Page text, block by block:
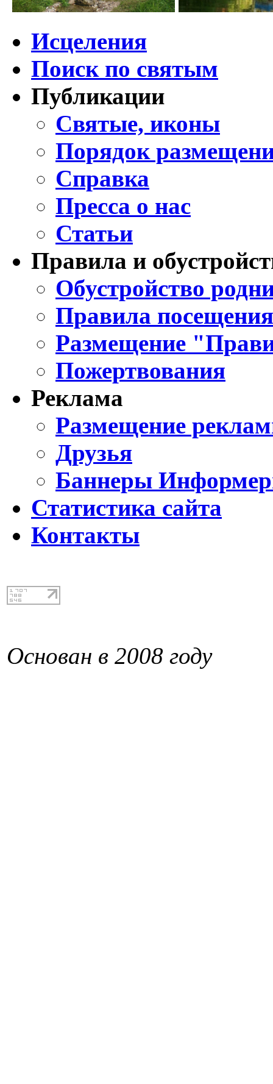
Исцеления
Поиск по святым
Публикации
Святые, иконы
Порядок
Справка
Пресса о нас
Статьи
Правила и
Обустройство
Правила
Размещение
Пожертвования
Реклама
Размещение
Друзья
Баннеры
Статистика сайта
Контакты
Основан в 2008 году